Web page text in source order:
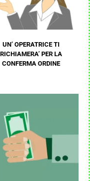
UN’ OPERATRICE TI
RICHIAMERA’ PER LA
CONFERMA ORDINE